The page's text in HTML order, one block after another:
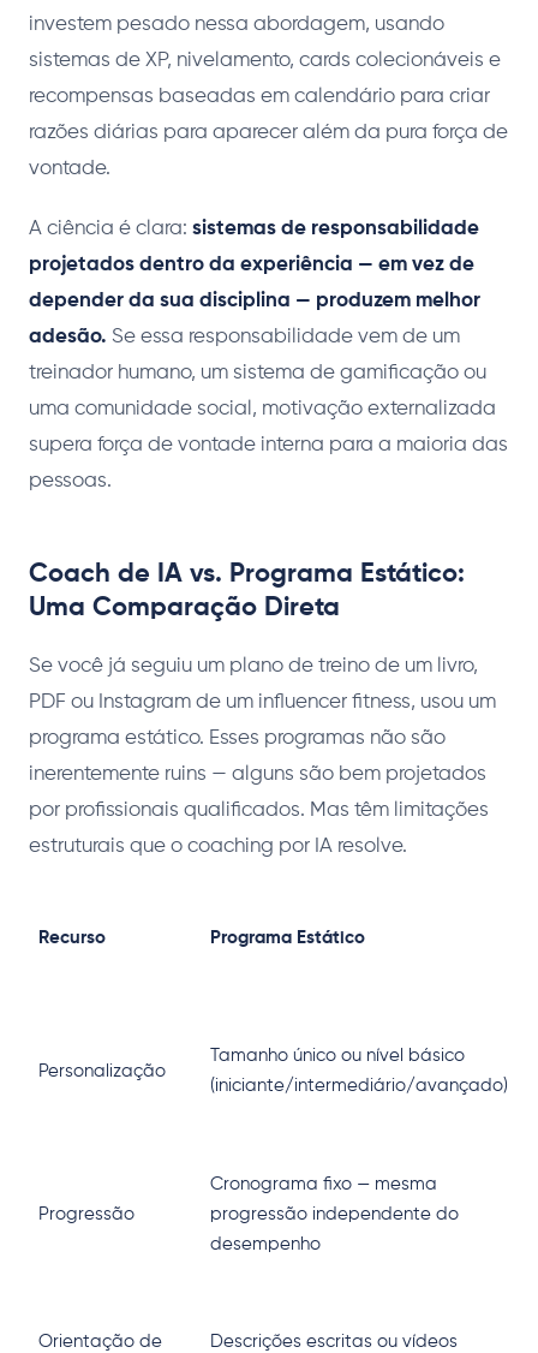
investem pesado nessa abordagem, usando
sistemas de XP, nivelamento, cards colecionáveis e
recompensas baseadas em calendário para criar
razões diárias para aparecer além da pura força de
vontade.
A ciência é clara: sistemas de responsabilidade
projetados dentro da experiência — em vez de
depender da sua disciplina — produzem melhor
adesão. Se essa responsabilidade vem de um
treinador humano, um sistema de gamificação ou
uma comunidade social, motivação externalizada
supera força de vontade interna para a maioria das
pessoas.
Coach de IA vs. Programa Estático:
Uma Comparação Direta
Se você já seguiu um plano de treino de um livro,
PDF ou Instagram de um influencer fitness, usou um
programa estático. Esses programas não são
inerentemente ruins — alguns são bem projetados
por profissionais qualificados. Mas têm limitações
estruturais que o coaching por IA resolve.
Recurso Programa Estático
Personalização
Tamanho único ou nível básico
(iniciante/intermediário/avançado)
Progressão
Cronograma fixo — mesma
progressão independente do
desempenho
Orientação de Descrições escritas ou vídeos